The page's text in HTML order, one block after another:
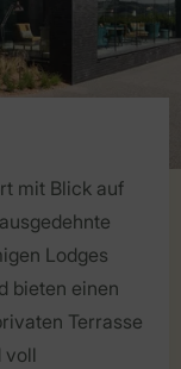
mit Blick auf
Lodges
bieten einen
Terrasse
voll